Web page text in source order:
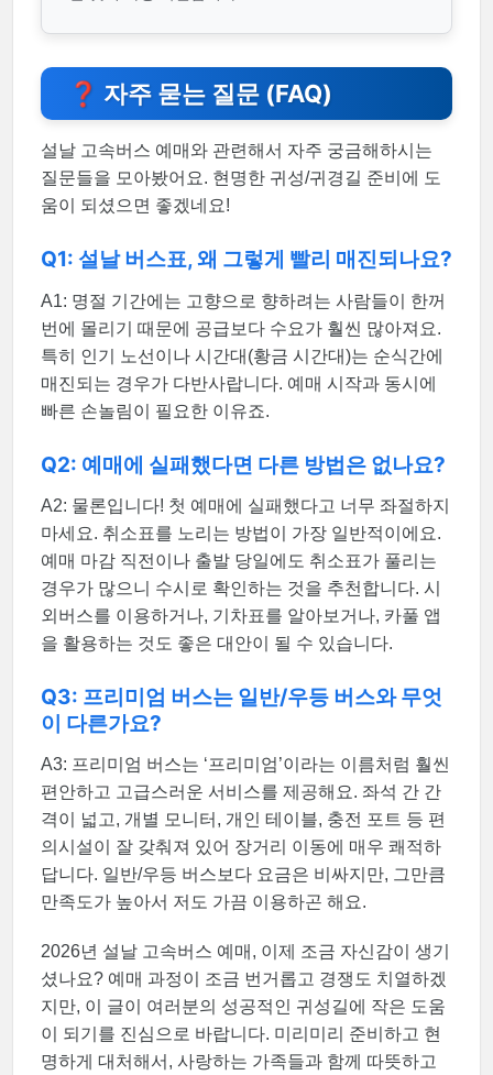
❓ 자주 묻는 질문 (FAQ)
설날 고속버스 예매와 관련해서 자주 궁금해하시는
질문들을 모아봤어요. 현명한 귀성/귀경길 준비에 도
움이 되셨으면 좋겠네요!
Q1: 설날 버스표, 왜 그렇게 빨리 매진되나요?
A1: 명절 기간에는 고향으로 향하려는 사람들이 한꺼
번에 몰리기 때문에 공급보다 수요가 훨씬 많아져요.
특히 인기 노선이나 시간대(황금 시간대)는 순식간에
매진되는 경우가 다반사랍니다. 예매 시작과 동시에
빠른 손놀림이 필요한 이유죠.
Q2: 예매에 실패했다면 다른 방법은 없나요?
A2: 물론입니다! 첫 예매에 실패했다고 너무 좌절하지
마세요. 취소표를 노리는 방법이 가장 일반적이에요.
예매 마감 직전이나 출발 당일에도 취소표가 풀리는
경우가 많으니 수시로 확인하는 것을 추천합니다. 시
외버스를 이용하거나, 기차표를 알아보거나, 카풀 앱
을 활용하는 것도 좋은 대안이 될 수 있습니다.
Q3: 프리미엄 버스는 일반/우등 버스와 무엇
이 다른가요?
A3: 프리미엄 버스는 ‘프리미엄’이라는 이름처럼 훨씬
편안하고 고급스러운 서비스를 제공해요. 좌석 간 간
격이 넓고, 개별 모니터, 개인 테이블, 충전 포트 등 편
의시설이 잘 갖춰져 있어 장거리 이동에 매우 쾌적하
답니다. 일반/우등 버스보다 요금은 비싸지만, 그만큼
만족도가 높아서 저도 가끔 이용하곤 해요.
2026년 설날 고속버스 예매, 이제 조금 자신감이 생기
셨나요? 예매 과정이 조금 번거롭고 경쟁도 치열하겠
지만, 이 글이 여러분의 성공적인 귀성길에 작은 도움
이 되기를 진심으로 바랍니다. 미리미리 준비하고 현
명하게 대처해서, 사랑하는 가족들과 함께 따뜻하고